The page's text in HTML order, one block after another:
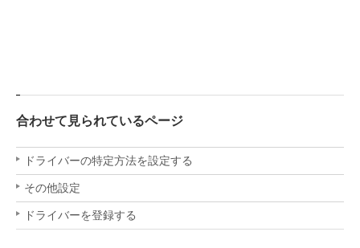
合わせて見られているページ
ドライバーの特定方法を設定する
その他設定
ドライバーを登録する